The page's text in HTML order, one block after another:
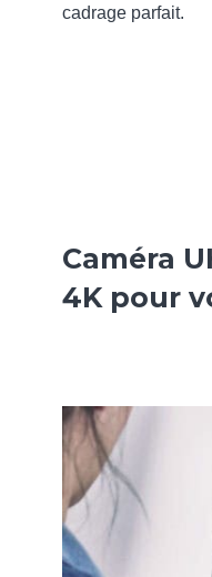
cadrage parfait.
Caméra
4K pour